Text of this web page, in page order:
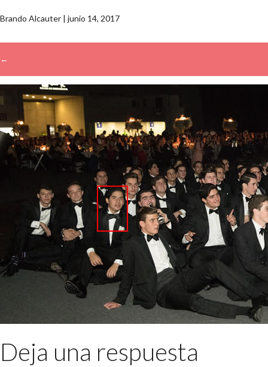
Brando Alcauter | junio 14, 2017
←
Deja una respuesta